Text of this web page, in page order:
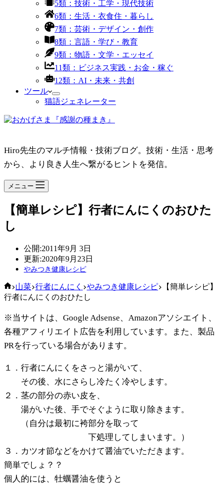
5類：技術・工学・現代技術
6類：生活・衣食住・暮らし
7類：芸術・デザイン・創作
8類：言語・学び・教育
9類：物語・文学・エッセイ
11類：ビジネス実践・お金・稼ぐ
12類：AI・未来・共創
ツール
猫語ジェネレーター
Hiro先生のマルチ情報・技術ブログ。技術・生活・思考
から、より良き人生へ繋がるヒントを発信。
メニュー
【簡単レシピ】行者にんにくのおひた
し
公開:2011年9月 3日
更新:2020年9月23日
やみつき健康レシピ
ホ
ー
山菜 行者にんにく やみつき健康レシピ
【簡単レシピ】
行者にんにくのおひたし
※当サイトは、Google Adsense、Amazonアソシエイト、
各種アフィリエイト広告を利用しています。また、製品
PRを行っている場合があります。
１．行者にんにくをさっと湯がいて、
その後、水にさらし冷たく冷やします。
２．茎の部分の赤い皮を、
湯がいた後、手でそぐように取り除きます。
（自分は最初に袴部分を取って
下処理してしまいます。）
３．カツオ節などをかけて醤油でいただきます。
簡単でしょ？？
個人的には、牡蠣醤油を使うと